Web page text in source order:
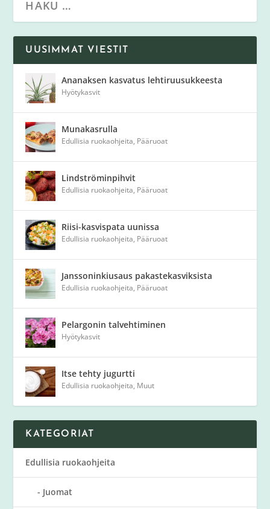
UUSIMMAT VIESTIT
Ananaksen kasvatus lehtiruusukkeesta
Hyötykasvit
Munakasrulla
Edullisia ruokaohjeita, Pääruoat
Lindströminpihvit
Edullisia ruokaohjeita, Pääruoat
Riisi-kasvispata uunissa
Edullisia ruokaohjeita, Pääruoat
Janssoninkiusaus pakastekasviksista
Edullisia ruokaohjeita, Pääruoat
Pelargonin talvehtiminen
Hyötykasvit
Itse tehty jugurtti
Edullisia ruokaohjeita, Muut
KATEGORIAT
Edullisia ruokaohjeita
Juomat